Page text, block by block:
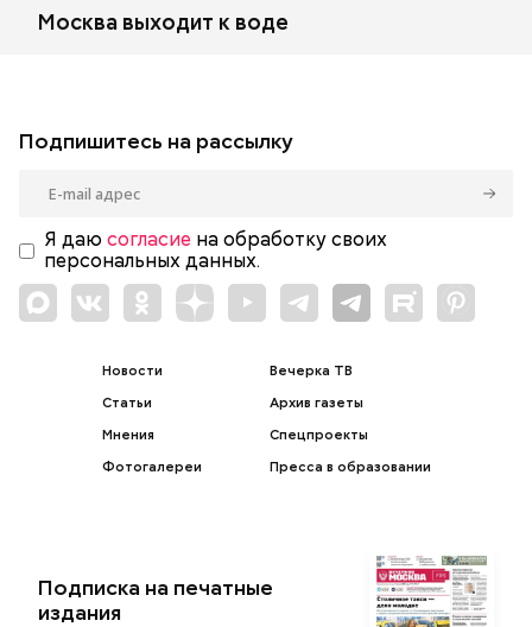
Москва выходит к воде
Подпишитесь на рассылку
Я даю согласие на обработку своих
персональных данных.
Новости
Статьи
Мнения
Фотогалереи
Вечерка ТВ
Архив газеты
Спецпроекты
Пресса в образовании
Подписка на печатные
издания